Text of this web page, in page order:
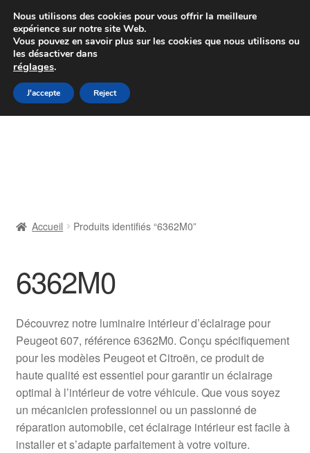
Colissimo livraison à partir de 7 EUR
Du lundi au vendredi de 9 h à 16 h
Aller
à
Aller
au
Livraison
Livraison internationale
Mon compte
Paiements
Panier
Accueil Produits identifiés “6362M0”
6362M0
Découvrez notre luminaire intérieur d’éclairage pour
Peugeot 607, référence 6362M0. Conçu spécifiquement
pour les modèles Peugeot et Citroën, ce produit de
haute qualité est essentiel pour garantir un éclairage
optimal à l’intérieur de votre véhicule. Que vous soyez
un mécanicien professionnel ou un passionné de
réparation automobile, cet éclairage intérieur est facile à
installer et s’adapte parfaitement à votre voiture.
Nous utilisons des cookies pour vous offrir la meilleure
expérience sur notre site Web.
Vous pouvez en savoir plus sur les cookies que nous utilisons ou
les désactiver dans
réglages.
J'accepte Reject